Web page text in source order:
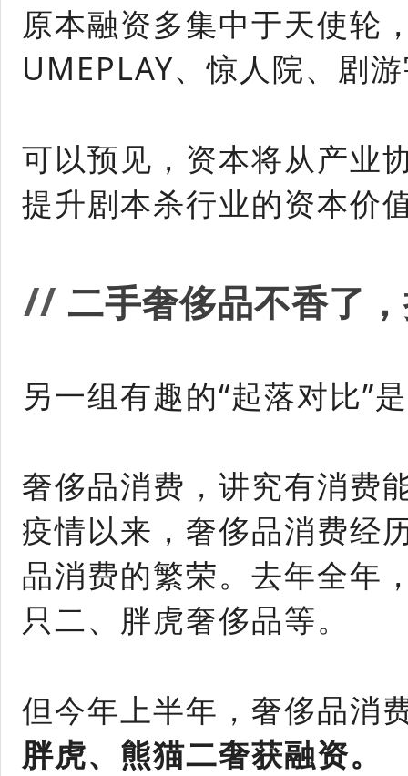
原本融资多集中于天使轮
UMEPLAY、惊人院、剧
可以预见，资本将从产业
提升剧本杀行业的资本价
// 二手奢侈品不香了
另一组有趣的“起落对比”
奢侈品消费，讲究有消费
疫情以来，奢侈品消费经
品消费的繁荣。去年全年
只二、胖虎奢侈品等。
但今年上半年，奢侈品消
胖虎、熊猫二奢获融资。